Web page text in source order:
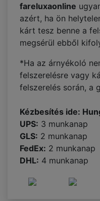
fareluxaonline
azért, ha ön
kárt tesz benne a
megsérül ebből
*Ha az árnyékoló
felszerelésre vagy
felszerelés során, a
Kézbesítés ide:
UPS: 3 munkanap
GLS: 2 munkanap
FedEx: 2 munkanap
DHL: 4 munkanap